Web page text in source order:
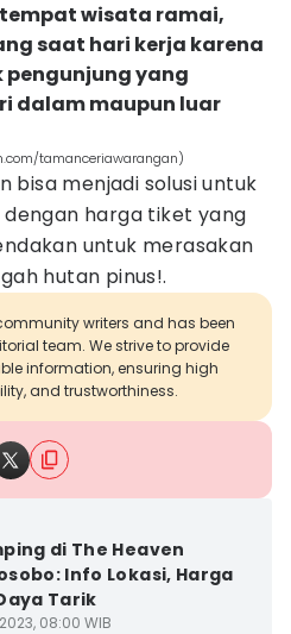
wisata ramai,
saat hari kerja karena
pengunjung yang
dalam maupun luar
tamanceriawarangan)
bisa menjadi solusi untuk
harga tiket yang
untuk merasakan
hutan pinus!.
writers and has been
team. We strive to provide
information, ensuring high
and trustworthiness.
di The Heaven
Info Lokasi, Harga
Tarik
08:00 WIB